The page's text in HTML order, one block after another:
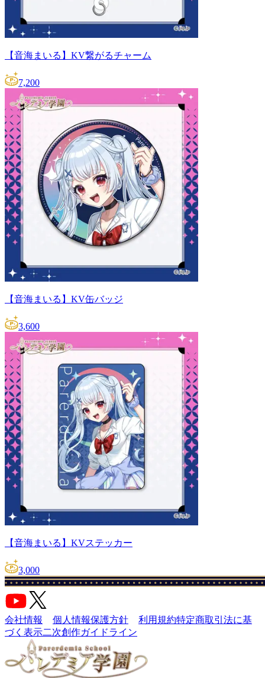
【音海まいる】KV繋がるチャーム
7,200
【音海まいる】KV缶バッジ
3,600
【音海まいる】KVステッカー
3,000
会社情報 個人情報保護方針 利用規約特定商取引法に基
づく表示二次創作ガイドライン